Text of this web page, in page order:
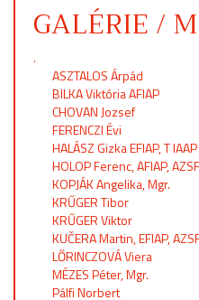
GALÉRIE /
.
ASZTALOS Árpád
BILKA Viktória AFIAP
CHOVAN Jozsef
FERENCZI Évi
HALÁSZ Gizka EFIAP, T IAAP
HOLOP Ferenc, AFIAP, AZSF
KOPJÁK Angelika, Mgr.
KRŰGER Tibor
KRŰGER Viktor
KUČERA Martin, EFIAP,
LŐRINCZOVÁ Viera
MÉZES Péter, Mgr.
Pálfi Norbert